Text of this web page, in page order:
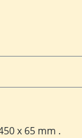
x 65 mm .